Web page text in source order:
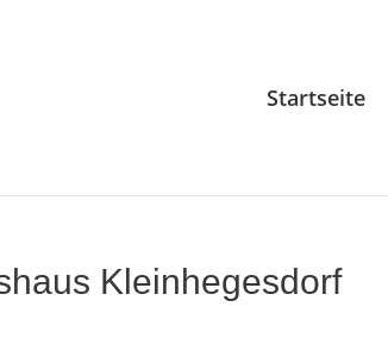
Startseite
Kleinhegesdorf